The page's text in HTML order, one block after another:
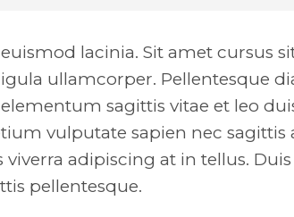
lacinia. Sit amet cursus
ullamcorper. Pellentesque
elementum sagittis vitae et leo
vulputate sapien nec sagittis
adipiscing at in tellus.
pellentesque.